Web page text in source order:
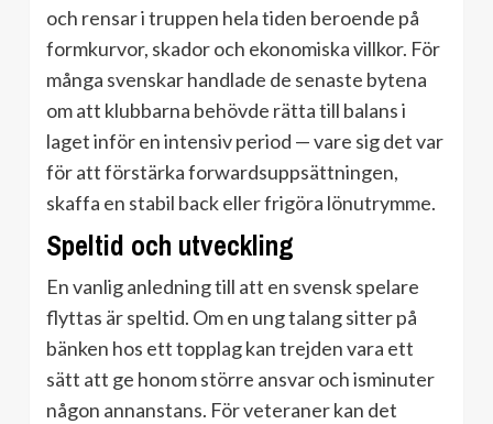
och rensar i truppen hela tiden beroende på
formkurvor, skador och ekonomiska villkor. För
många svenskar handlade de senaste bytena
om att klubbarna behövde rätta till balans i
laget inför en intensiv period — vare sig det var
för att förstärka forwardsuppsättningen,
skaffa en stabil back eller frigöra lönutrymme.
Speltid och utveckling
En vanlig anledning till att en svensk spelare
flyttas är speltid. Om en ung talang sitter på
bänken hos ett topplag kan trejden vara ett
sätt att ge honom större ansvar och isminuter
någon annanstans. För veteraner kan det